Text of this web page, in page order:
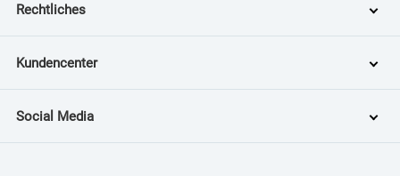
Rechtliches
Kundencenter
Social Media